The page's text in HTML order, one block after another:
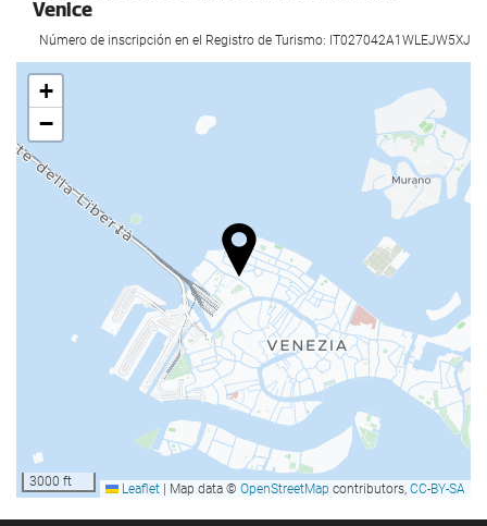
Venice
Número de inscripción en el Registro de Turismo: IT027042A1WLEJW5XJ
+
−
3000 ft Leaflet | Map data © OpenStreetMap contributors, CC-BY-SA